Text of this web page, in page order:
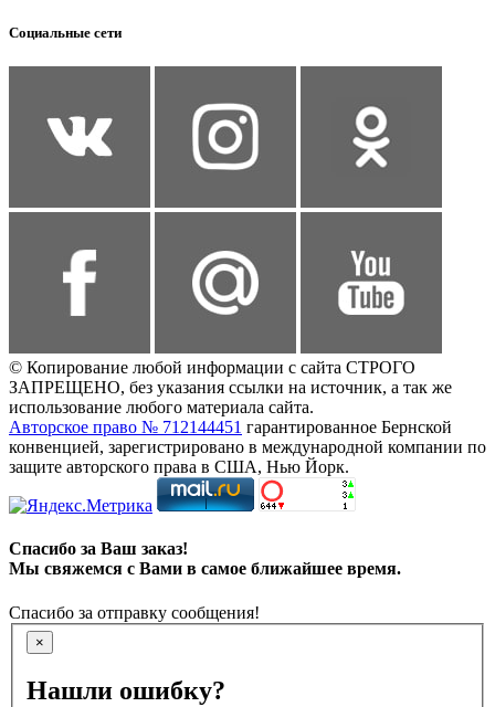
Социальные сети
© Копирование любой информации с сайта СТРОГО
ЗАПРЕЩЕНО, без указания ссылки на источник, а так же
использование любого материала сайта.
Авторское право № 712144451 гарантированное Бернской
конвенцией, зарегистрировано в международной компании по
защите авторского права в США, Нью Йорк.
Спасибо за Ваш заказ!
Мы свяжемся с Вами в самое ближайшее время.
Спасибо за отправку сообщения!
×
Нашли ошибку?